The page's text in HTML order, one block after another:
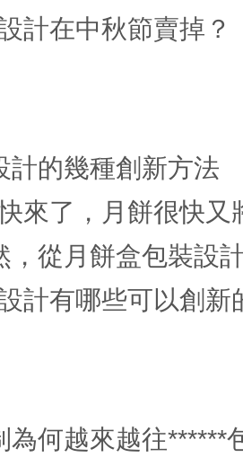
設計在中秋節賣
計的幾種創新方法
了，月餅很快又
，從月餅盒包裝設
計有哪些可以創新
為何越來越往******